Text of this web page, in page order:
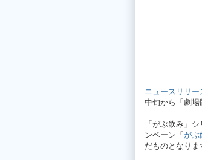
ニュースリリー
中旬から「劇場
「がぶ飲み」
ンペーン「がぶ
だものとなりま